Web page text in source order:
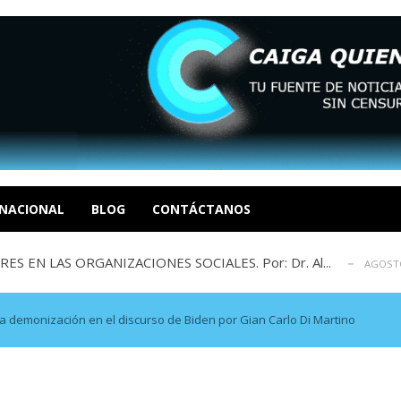
BLOG CONTÁCTANOS
costo del colapso eléctrico en... AGOSTO 7, 2026
Por Dayana Cristina Duzoglou L. AGOSTO 6, 2026
apagones y promesas incumplidas...
EN LAS ORGANIZACIONES SOCIALES. Por: Dr. Al...
en la política: distinc... AGOSTO 7, 2026
costo del colapso eléctrico en... AGOSTO 7, 2026
Por Dayana Cristina Duzoglou L. AGOSTO 6, 2026
apagones y promesas incumplidas... AGOSTO 6, 2026
demonización en el discurso de Biden por Gian Carlo Di Martino